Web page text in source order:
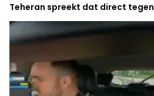
Teheran spreekt dat direct tegen